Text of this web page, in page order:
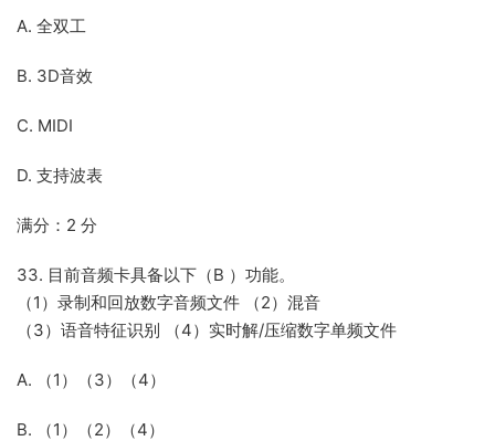
A. 全双工
B. 3D音效
C. MIDI
D. 支持波表
满分：2 分
33. 目前音频卡具备以下（B ）功能。
（1）录制和回放数字音频文件 （2）混音
（3）语音特征识别 （4）实时解/压缩数字单频文件
A. （1）（3）（4）
B. （1）（2）（4）